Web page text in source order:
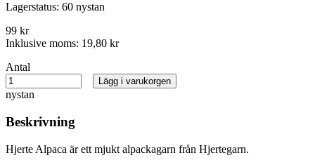
Lagerstatus: 60 nystan
99 kr
Inklusive moms: 19,80 kr
Antal
nystan
Lägg i varukorgen
Beskrivning
Hjerte Alpaca är ett mjukt alpackagarn från Hjertegarn.